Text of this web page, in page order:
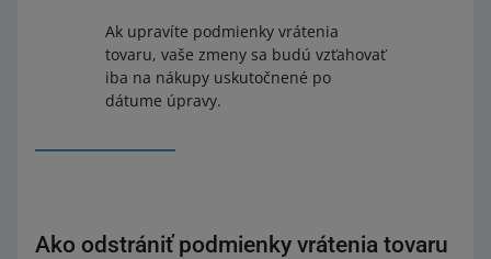
Ak upravíte podmienky vrátenia
tovaru, vaše zmeny sa budú vzťahovať
iba na nákupy uskutočnené po
dátume úpravy.
Ako odstrániť podmienky vrátenia tovaru